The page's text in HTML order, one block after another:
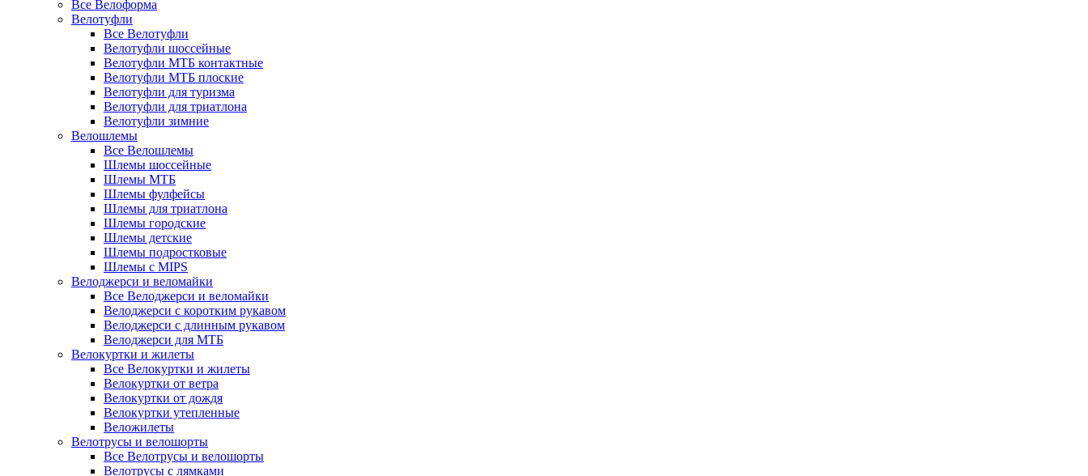
Все Велоформа
Велотуфли
Все Велотуфли
Велотуфли шоссейные
Велотуфли МТБ контактные
Велотуфли МТБ плоские
Велотуфли для туризма
Велотуфли для триатлона
Велотуфли зимние
Велошлемы
Все Велошлемы
Шлемы шоссейные
Шлемы МТБ
Шлемы фулфейсы
Шлемы для триатлона
Шлемы городские
Шлемы детские
Шлемы подростковые
Шлемы с MIPS
Велоджерси и веломайки
Все Велоджерси и веломайки
Велоджерси с коротким рукавом
Велоджерси с длинным рукавом
Велоджерси для МТБ
Велокуртки и жилеты
Все Велокуртки и жилеты
Велокуртки от ветра
Велокуртки от дождя
Велокуртки утепленные
Веложилеты
Велотрусы и велошорты
Все Велотрусы и велошорты
Велотрусы с лямками